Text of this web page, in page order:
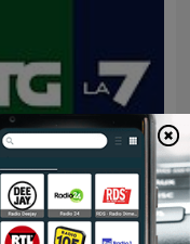
Tg La7